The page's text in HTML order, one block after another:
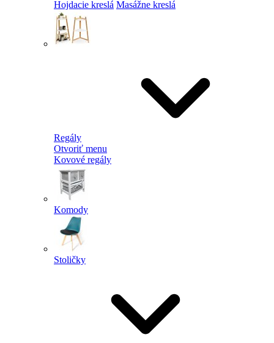
Hojdacie kreslá Masážne kreslá
Regály
Otvoriť menu
Kovové regály
Komody
Stoličky